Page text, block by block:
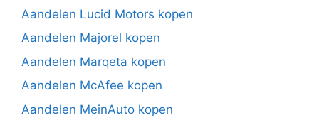
Aandelen Lucid Motors kopen
Aandelen Majorel kopen
Aandelen Marqeta kopen
Aandelen McAfee kopen
Aandelen MeinAuto kopen